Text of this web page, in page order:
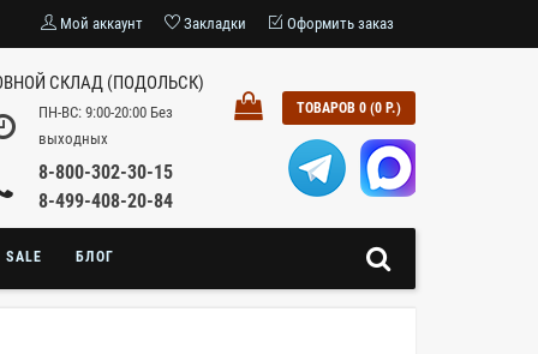
Мой аккаунт Закладки Оформить заказ
СКЛАД (ПОДОЛЬСК)
ПН-ВС: 9:00-20:00 Без
выходных
8-800-302-30-15
8-499-408-20-84
ТОВАРОВ 0 (0 Р.)
SALE БЛОГ